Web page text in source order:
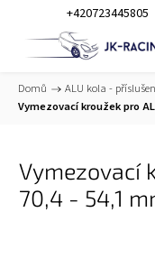
+420723445805
Domů / ALU kola -
Vymezovací kroužek pro
Vymezovací
70,4 - 54,1